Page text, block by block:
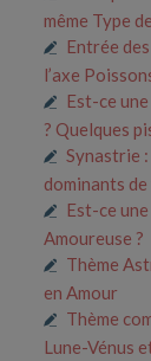
même Type
Entrée
l’axe
Est-ce
? Quelques
Synastrie
dominants
Est-ce
Amoureuse ?
Thème
en Amour
Thème
Lune-Vénus